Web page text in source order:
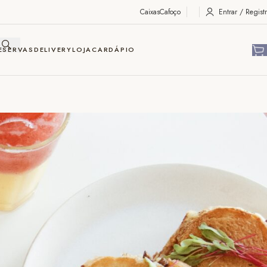
CaixasCafoço Entrar /
DELIVERYLOJACARDÁPIO